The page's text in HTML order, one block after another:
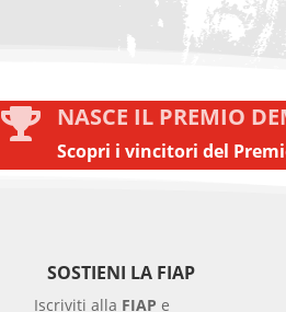
 NASCE IL PREMIO
Scopri i vincitori del
SOSTIENI LA FIAP
Iscriviti alla FIAP e